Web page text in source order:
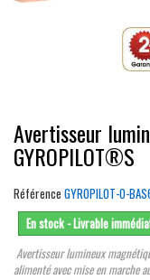
Avertisseur
GYROPILOT®S
Référence GYROPILOT-O-
En stock - Livrable
Avertisseur lumineux
alimenté avec mise en marche